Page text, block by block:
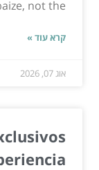
not the...
קרא עוד »
אוג 07, 2026